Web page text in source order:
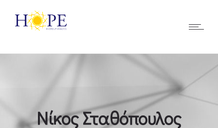
Νίκος Σταθόπουλος